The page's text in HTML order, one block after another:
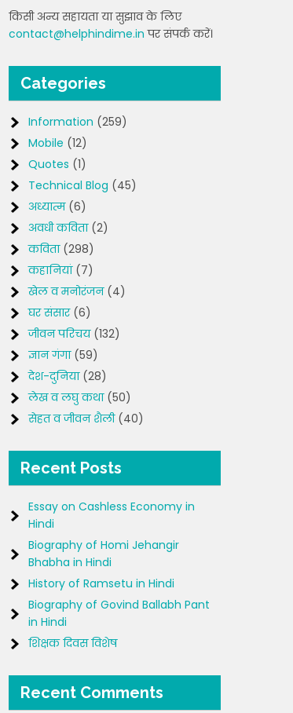
किसी अन्य सहायता या सुझाव के लिए
contact@helphindime.in पर संपर्क करें।
Categories
Information (259)
Mobile (12)
Quotes (1)
Technical Blog (45)
अध्यात्म(6)
अवधी कविता(2)
कविता(298)
कहानियां(7)
खेल व मनोरंजन(4)
घर संसार(6)
जीवन परिचय(132)
ज्ञान गंगा(59)
देश-दुनिया(28)
लेख व लघु कथा(50)
सेहत व जीवन शैली(40)
Recent Posts
Essay on Cashless Economy in
Hindi
Biography of Homi Jehangir
Bhabha in Hindi
History of Ramsetu in Hindi
Biography of Govind Ballabh Pant
in Hindi
शिक्षक दिवस विशेष
Recent Comments